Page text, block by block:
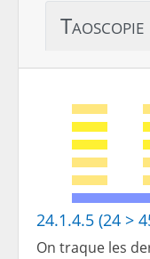
Taoscopie
24.1.4.5 (24 >
On traque les